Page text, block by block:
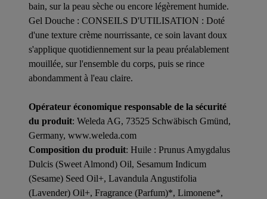
bain, sur la peau sèche ou encore légèrement humide.
Gel Douche : CONSEILS D'UTILISATION : Doté
d'une texture crème nourrissante, ce soin lavant doux
s'applique quotidiennement sur la peau préalablement
mouillée, sur l'ensemble du corps, puis se rince
abondamment à l'eau claire.
Opérateur économique responsable de la sécurité
du produit: Weleda AG, 73525 Schwäbisch Gmünd,
Germany, www.weleda.com
Composition du produit: Huile : Prunus Amygdalus
Dulcis (Sweet Almond) Oil, Sesamum Indicum
(Sesame) Seed Oil+, Lavandula Angustifolia
(Lavender) Oil+, Fragrance (Parfum)*, Limonene*,